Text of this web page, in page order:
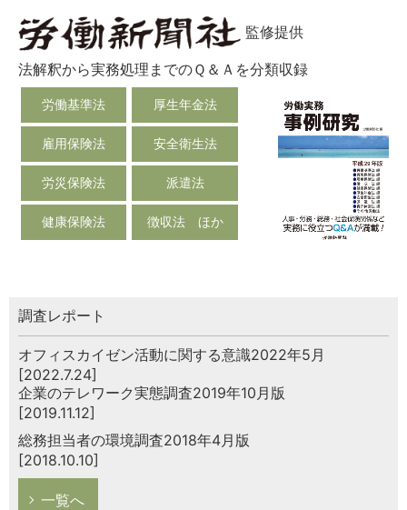
監修提供
法解釈から実務処理までのＱ＆Ａを分類収録
労働基準法 厚生年金法
雇用保険法 安全衛生法
労災保険法 派遣法
健康保険法 徴収法 ほか
調査レポート
オフィスカイゼン活動に関する意識2022年5月
[2022.7.24]
企業のテレワーク実態調査2019年10月版
[2019.11.12]
総務担当者の環境調査2018年4月版
[2018.10.10]
一覧へ